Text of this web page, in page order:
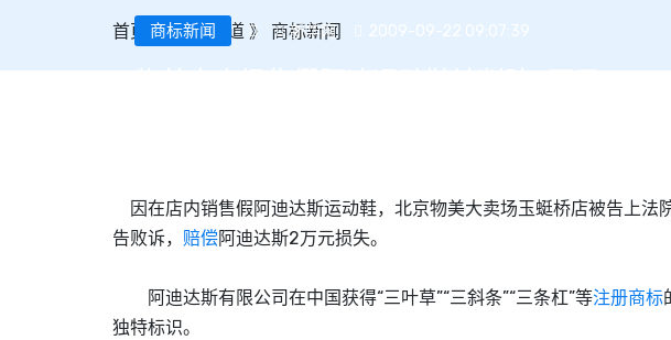
首页 》商标频道 》 商标新闻
商标新闻 新华网 2009-09-22 09:07:39
因在店内销售假阿迪达斯运动鞋，北京物美大卖场玉蜓桥店被告上法
告败诉， 赔偿阿迪达斯2万元损失。
阿迪达斯有限公司在中国获得“三叶草”“三斜条”“三条杠”等注册商标
独特标识。